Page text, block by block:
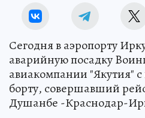
Сегодня в аэропорту
аварийную посадку
авиакомпании "Якутия"
борту, совершавший
Душанбе -Краснодар-